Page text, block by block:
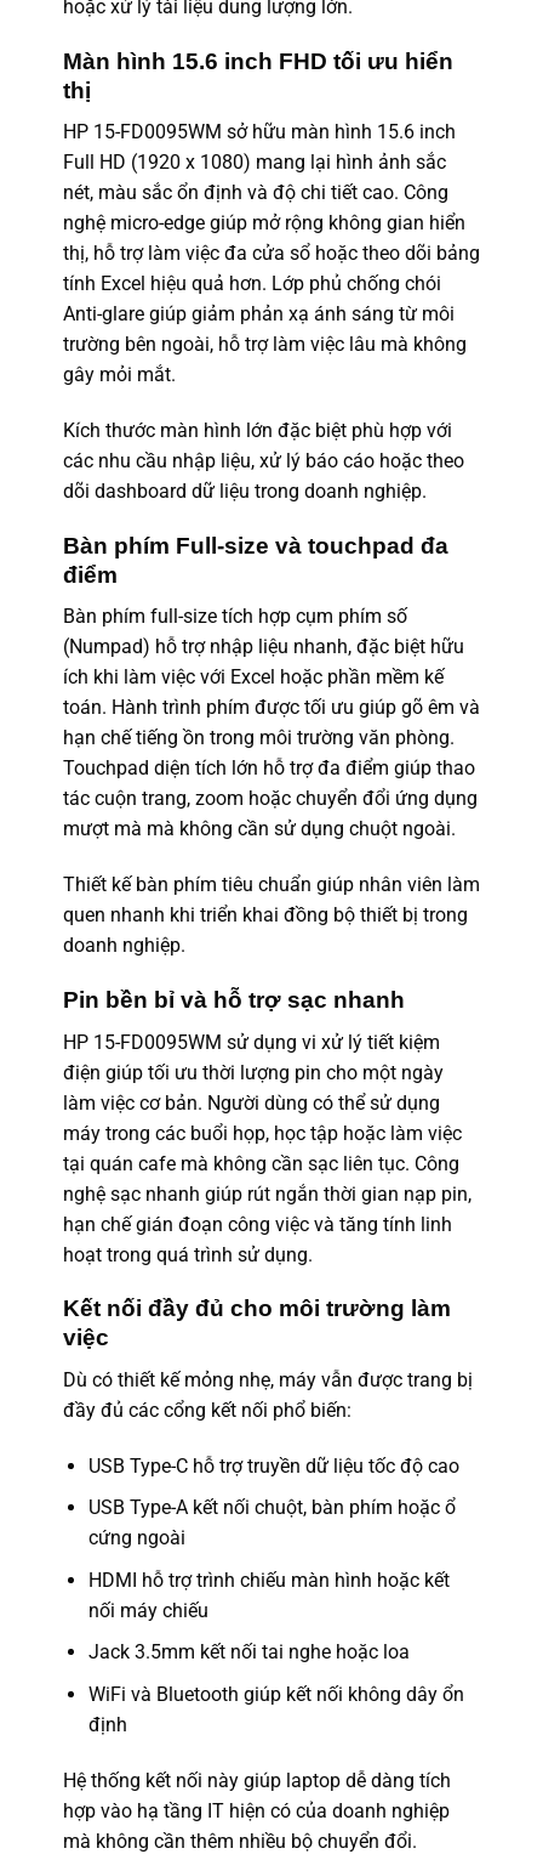
hoặc xử lý tài liệu dung lượng lớn.
Màn hình 15.6 inch FHD tối ưu hiển
thị
HP 15-FD0095WM sở hữu màn hình 15.6 inch
Full HD (1920 x 1080) mang lại hình ảnh sắc
nét, màu sắc ổn định và độ chi tiết cao. Công
nghệ micro-edge giúp mở rộng không gian hiển
thị, hỗ trợ làm việc đa cửa sổ hoặc theo dõi bảng
tính Excel hiệu quả hơn. Lớp phủ chống chói
Anti-glare giúp giảm phản xạ ánh sáng từ môi
trường bên ngoài, hỗ trợ làm việc lâu mà không
gây mỏi mắt.
Kích thước màn hình lớn đặc biệt phù hợp với
các nhu cầu nhập liệu, xử lý báo cáo hoặc theo
dõi dashboard dữ liệu trong doanh nghiệp.
Bàn phím Full-size và touchpad đa
điểm
Bàn phím full-size tích hợp cụm phím số
(Numpad) hỗ trợ nhập liệu nhanh, đặc biệt hữu
ích khi làm việc với Excel hoặc phần mềm kế
toán. Hành trình phím được tối ưu giúp gõ êm và
hạn chế tiếng ồn trong môi trường văn phòng.
Touchpad diện tích lớn hỗ trợ đa điểm giúp thao
tác cuộn trang, zoom hoặc chuyển đổi ứng dụng
mượt mà mà không cần sử dụng chuột ngoài.
Thiết kế bàn phím tiêu chuẩn giúp nhân viên làm
quen nhanh khi triển khai đồng bộ thiết bị trong
doanh nghiệp.
Pin bền bỉ và hỗ trợ sạc nhanh
HP 15-FD0095WM sử dụng vi xử lý tiết kiệm
điện giúp tối ưu thời lượng pin cho một ngày
làm việc cơ bản. Người dùng có thể sử dụng
máy trong các buổi họp, học tập hoặc làm việc
tại quán cafe mà không cần sạc liên tục. Công
nghệ sạc nhanh giúp rút ngắn thời gian nạp pin,
hạn chế gián đoạn công việc và tăng tính linh
hoạt trong quá trình sử dụng.
Kết nối đầy đủ cho môi trường làm
việc
Dù có thiết kế mỏng nhẹ, máy vẫn được trang bị
đầy đủ các cổng kết nối phổ biến:
USB Type-C hỗ trợ truyền dữ liệu tốc độ cao
USB Type-A kết nối chuột, bàn phím hoặc ổ
cứng ngoài
HDMI hỗ trợ trình chiếu màn hình hoặc kết
nối máy chiếu
Jack 3.5mm kết nối tai nghe hoặc loa
WiFi và Bluetooth giúp kết nối không dây ổn
định
Hệ thống kết nối này giúp laptop dễ dàng tích
hợp vào hạ tầng IT hiện có của doanh nghiệp
mà không cần thêm nhiều bộ chuyển đổi.